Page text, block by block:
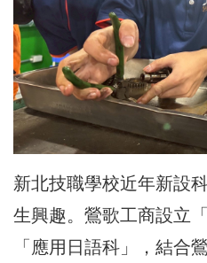
新北技職學校近年新設
生興趣。鶯歌工商設立
「應用日語科」，結合